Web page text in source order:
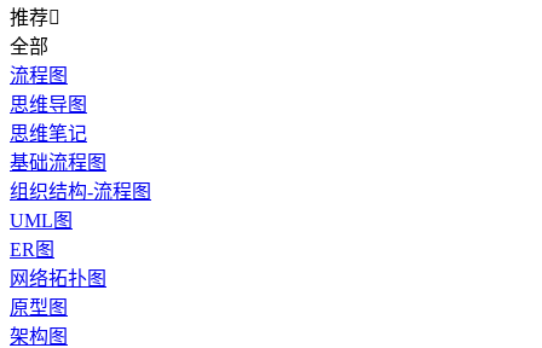
推荐
全部
流程图
思维导图
思维笔记
基础流程图
组织结构-流程图
UML图
ER图
网络拓扑图
原型图
架构图